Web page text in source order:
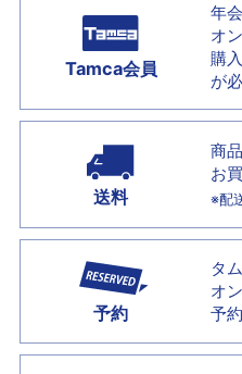
Tamca会員
年
オ
購
が
送料
商
お
※配
予約
タ
オ
予